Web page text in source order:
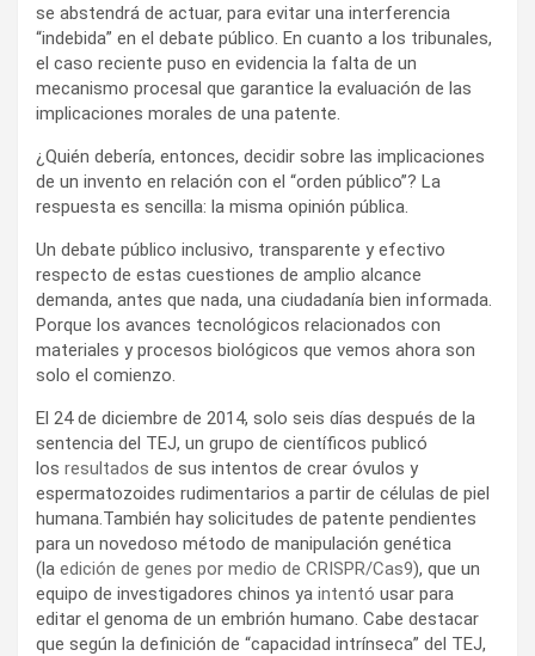
se abstendrá de actuar, para evitar una interferencia
“indebida” en el debate público. En cuanto a los tribunales,
el caso reciente puso en evidencia la falta de un
mecanismo procesal que garantice la evaluación de las
implicaciones morales de una patente.
¿Quién debería, entonces, decidir sobre las implicaciones
de un invento en relación con el “orden público”? La
respuesta es sencilla: la misma opinión pública.
Un debate público inclusivo, transparente y efectivo
respecto de estas cuestiones de amplio alcance
demanda, antes que nada, una ciudadanía bien informada.
Porque los avances tecnológicos relacionados con
materiales y procesos biológicos que vemos ahora son
solo el comienzo.
El 24 de diciembre de 2014, solo seis días después de la
sentencia del TEJ, un grupo de científicos publicó
los resultados de sus intentos de crear óvulos y
espermatozoides rudimentarios a partir de células de piel
humana.También hay solicitudes de patente pendientes
para un novedoso método de manipulación genética
(la edición de genes por medio de CRISPR/Cas9), que un
equipo de investigadores chinos ya intentó usar para
editar el genoma de un embrión humano. Cabe destacar
que según la definición de “capacidad intrínseca” del TEJ,